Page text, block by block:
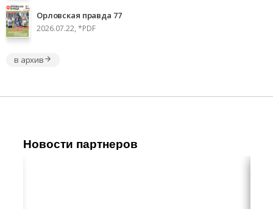
Орловская правда 77
2026.07.22, *PDF
в архив
Новости партнеров